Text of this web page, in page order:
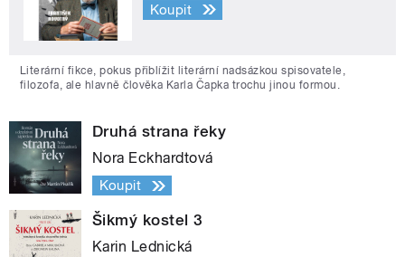
Koupit
Literární fikce, pokus přiblížit literární nadsázkou spisovatele,
filozofa, ale hlavně člověka Karla Čapka trochu jinou formou.
Druhá strana řeky
Nora Eckhardtová
Koupit
Šikmý kostel 3
Karin Lednická